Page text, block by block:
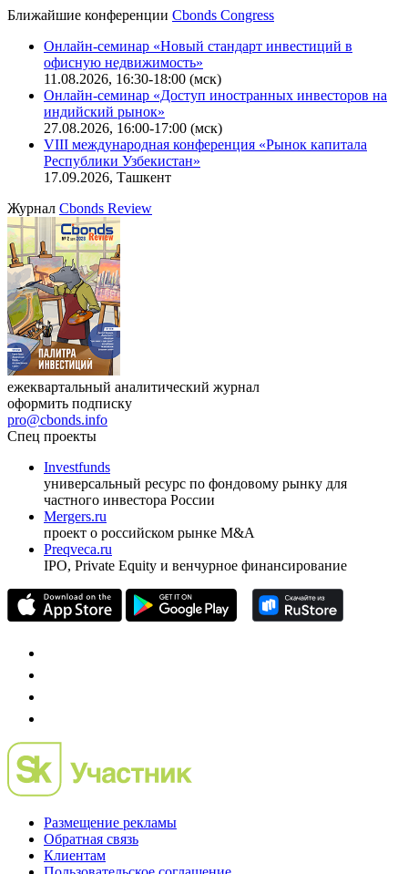
Ближайшие конференции Cbonds Congress
Онлайн-семинар «Новый стандарт инвестиций в
офисную недвижимость»
11.08.2026, 16:30-18:00 (мск)
Онлайн-семинар «Доступ иностранных инвесторов на
индийский рынок»
27.08.2026, 16:00-17:00 (мск)
VIII международная конференция «Рынок капитала
Республики Узбекистан»
17.09.2026, Ташкент
Журнал Cbonds Review
ежеквартальный аналитический журнал
оформить подписку
pro@cbonds.info
Спец проекты
Investfunds
универсальный ресурс по фондовому рынку для
частного инвестора России
Mergers.ru
проект о российском рынке M&A
Preqveca.ru
IPO, Private Equity и венчурное финансирование
Размещение рекламы
Обратная связь
Клиентам